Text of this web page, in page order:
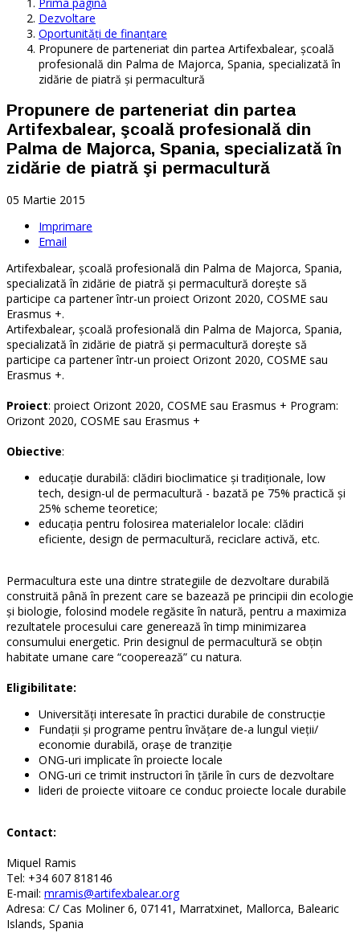
Dezvoltare
Oportunităţi de finanţare
Propunere de parteneriat din partea Artifexbalear, şcoală
profesională din Palma de Majorca, Spania, specializată în
zidărie de piatră şi permacultură
Propunere de parteneriat din partea
Artifexbalear, şcoală profesională din
Palma de Majorca, Spania, specializată în
zidărie de piatră şi permacultură
05 Martie 2015
Imprimare
Email
Artifexbalear, şcoală profesională din Palma de Majorca, Spania,
specializată în zidărie de piatră şi permacultură doreşte să
participe ca partener într-un proiect Orizont 2020, COSME sau
Erasmus +.
Artifexbalear, şcoală profesională din Palma de Majorca, Spania,
specializată în zidărie de piatră şi permacultură doreşte să
participe ca partener într-un proiect Orizont 2020, COSME sau
Erasmus +.
Proiect: proiect Orizont 2020, COSME sau Erasmus + Program:
Orizont 2020, COSME sau Erasmus +
Obiective:
educaţie durabilă: clădiri bioclimatice şi tradiţionale, low
tech, design-ul de permacultură - bazată pe 75% practică şi
25% scheme teoretice;
educaţia pentru folosirea materialelor locale: clădiri
eficiente, design de permacultură, reciclare activă, etc.
Permacultura este una dintre strategiile de dezvoltare durabilă
construită până în prezent care se bazează pe principii din ecologie
şi biologie, folosind modele regăsite în natură, pentru a maximiza
rezultatele procesului care generează în timp minimizarea
consumului energetic. Prin designul de permacultură se obţin
habitate umane care “cooperează” cu natura.
Eligibilitate:
Universităţi interesate în practici durabile de construcţie
Fundaţii şi programe pentru învăţare de-a lungul vieţii/
economie durabilă, oraşe de tranziţie
ONG-uri implicate în proiecte locale
ONG-uri ce trimit instructori în ţările în curs de dezvoltare
lideri de proiecte viitoare ce conduc proiecte locale durabile
Contact:
Miquel Ramis
Tel: +34 607 818146
E-mail: mramis@artifexbalear.org
Adresa: C/ Cas Moliner 6, 07141, Marratxinet, Mallorca, Balearic
Islands, Spania